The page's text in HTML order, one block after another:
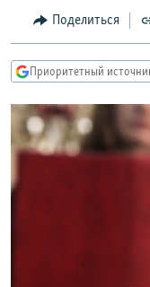
Вернутся
поиску
КУЛЬТУРА
КАВКАЗ.РЕАЛИИ
СЕВЕР.РЕАЛИИ
СИБИРЬ.РЕАЛИИ
РАСПИСАНИЕ
ПОДПИШИТЕСЬ
Поделиться
Приоритетный